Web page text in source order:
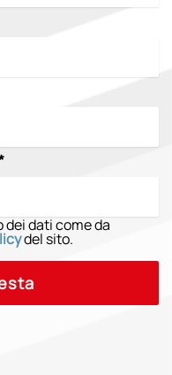
dati come da
del sito.